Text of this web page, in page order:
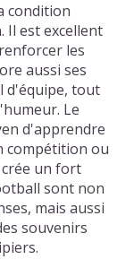
condition
Il est excellent
les
aussi ses
d'équipe, tout
Le
d'apprendre
compétition ou
un fort
sont non
mais aussi
souvenirs